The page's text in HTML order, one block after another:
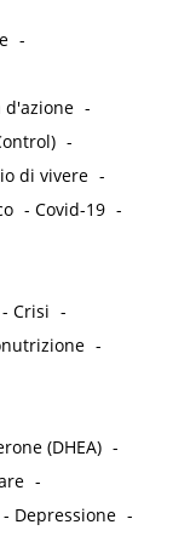
-
d'azione -
-
di vivere -
-Covid-19 -
-Crisi -
-
(DHEA) -
-
- Depressione -